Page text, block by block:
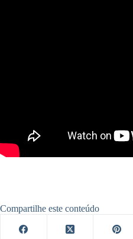
Compartilhe este conteúdo